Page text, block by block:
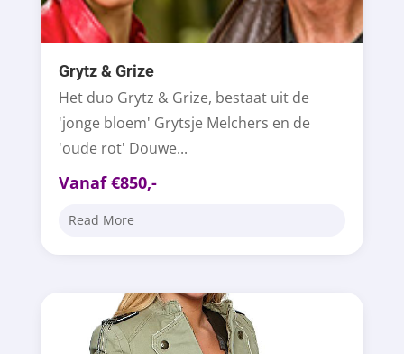
Grytz & Grize
Het duo Grytz & Grize, bestaat uit de
'jonge bloem' Grytsje Melchers en de
'oude rot' Douwe...
Vanaf €850,-
Read More